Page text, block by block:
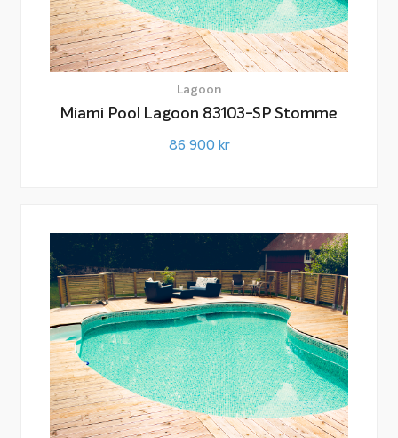
Lagoon
Miami Pool Lagoon 83103-SP Stomme
86 900 kr